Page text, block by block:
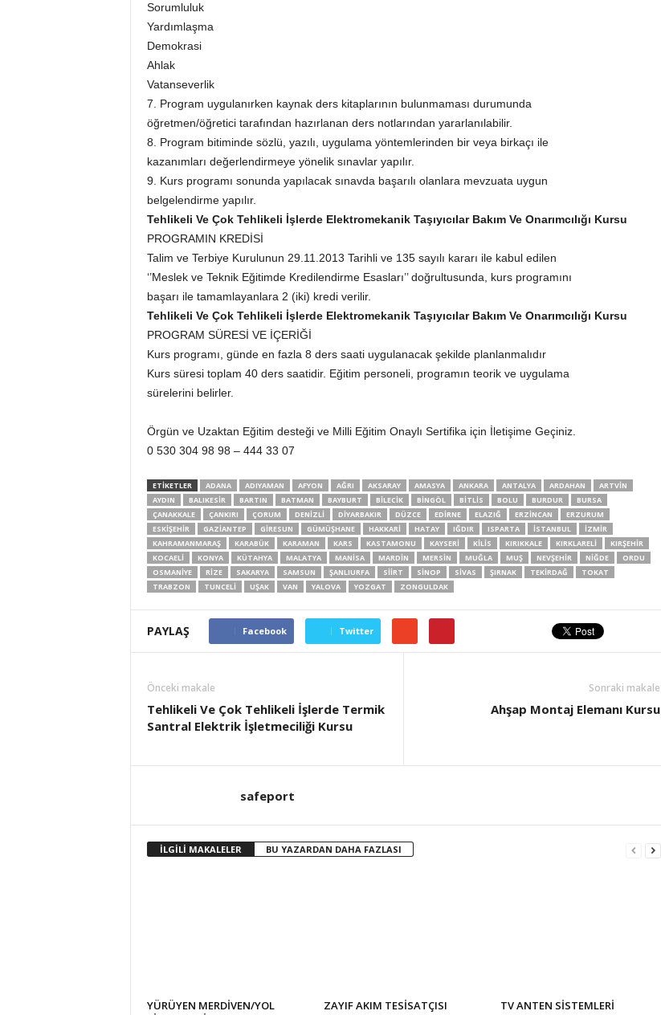
Sorumluluk
Yardımlaşma
Demokrasi
Ahlak
Vatanseverlik
7. Program uygulanırken kaynak ders kitaplarının bulunmaması durumunda
öğretmen/öğretici tarafından hazırlanan ders notlarından yararlanılabilir.
8. Program bitiminde sözlü, yazılı, uygulama yöntemlerinden bir veya birkaçı ile
kazanımları değerlendirmeye yönelik sınavlar yapılır.
9. Kurs programı sonunda yapılacak sınavda başarılı olanlara mevzuata uygun
belgelendirme yapılır.
Tehlikeli Ve Çok Tehlikeli İşlerde Elektromekanik Taşıyıcılar Bakım Ve Onarımcılığı Kursu
PROGRAMIN KREDİSİ
Talim ve Terbiye Kurulunun 29.11.2013 Tarihli ve 135 sayılı kararı ile kabul edilen
‘’Meslek ve Teknik Eğitimde Kredilendirme Esasları’’ doğrultusunda, kurs programını
başarı ile tamamlayanlara 2 (iki) kredi verilir.
Tehlikeli Ve Çok Tehlikeli İşlerde Elektromekanik Taşıyıcılar Bakım Ve Onarımcılığı Kursu
PROGRAM SÜRESİ VE İÇERİĞİ
Kurs programı, günde en fazla 8 ders saati uygulanacak şekilde planlanmalıdır
Kurs süresi toplam 40 ders saatidir. Eğitim personeli, programın teorik ve uygulama
sürelerini belirler.
Örgün ve Uzaktan Eğitim desteği ve Milli Eğitim Onaylı Sertifika için İletişime Geçiniz.
0 530 304 98 98 – 444 33 07
ETİKETLER ADANA ADIYAMAN AFYON AĞRI AKSARAY AMASYA ANKARA ANTALYA ARDAHAN
ARTVIN
AYDIN
BALIKESIR BARTIN BATMAN BAYBURT BILECIK BINGÖL BITLIS BOLU BURDUR
BURSA
ÇANAKKALE
ÇANKIRI ÇORUM DENIZLI DIYARBAKIR DÜZCE EDIRNE ELAZIĞ ERZINCAN
ERZURUM
ESKIŞEHIR
GAZIANTEP GIRESUN GÜMÜŞHANE HAKKARI HATAY IĞDIR ISPARTA İSTANBUL
İZMIR
KAHRAMANMARAŞ
KARABÜK KARAMAN KARS KASTAMONU KAYSERI KILIS KIRIKKALE KIRKLARELI
KIRŞEHIR
KOCAELI
KONYA KÜTAHYA MALATYA MANISA MARDIN MERSIN MUĞLA MUŞ NEVŞEHIR NIĞDE
ORDU
OSMANIYE
RIZE SAKARYA SAMSUN ŞANLIURFA SIIRT SINOP SIVAS ŞIRNAK TEKIRDAĞ
TOKAT
TRABZON
TUNCELI UŞAK VAN YALOVA YOZGAT ZONGULDAK
PAYLAŞ Facebook Twitter
Önceki makale
Tehlikeli Ve Çok Tehlikeli İşlerde Termik
Santral Elektrik İşletmeciliği Kursu
Sonraki makale
Ahşap Montaj Elemanı Kursu
safeport
İLGİLİ MAKALELER BU YAZARDAN DAHA FAZLASI
YÜRÜYEN MERDİVEN/YOL
ZAYIF AKIM TESİSATÇISI
TV ANTEN SİSTEMLERİ